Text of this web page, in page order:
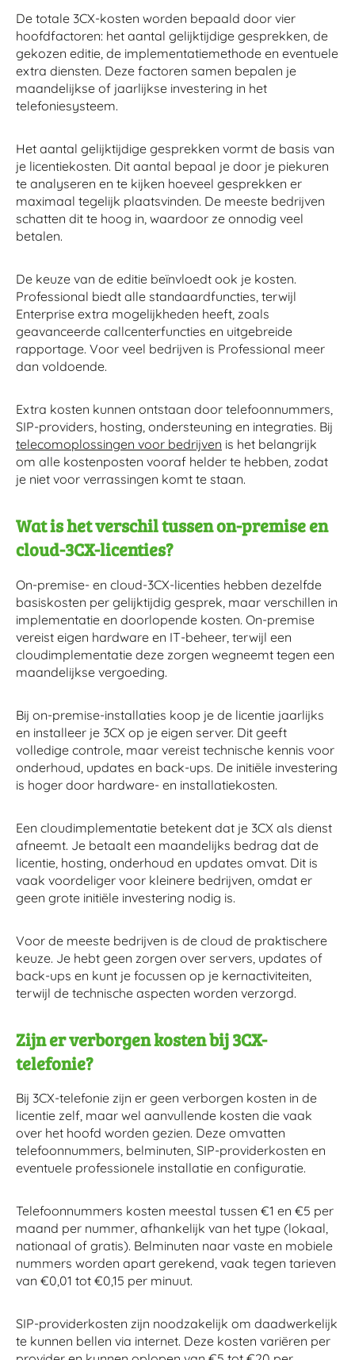
De totale 3CX-kosten worden bepaald door vier
hoofdfactoren: het aantal gelijktijdige gesprekken, de
gekozen editie, de implementatiemethode en eventuele
extra diensten. Deze factoren samen bepalen je
maandelijkse of jaarlijkse investering in het
telefoniesysteem.
Het aantal gelijktijdige gesprekken vormt de basis van
je licentiekosten. Dit aantal bepaal je door je piekuren
te analyseren en te kijken hoeveel gesprekken er
maximaal tegelijk plaatsvinden. De meeste bedrijven
schatten dit te hoog in, waardoor ze onnodig veel
betalen.
De keuze van de editie beïnvloedt ook je kosten.
Professional biedt alle standaardfuncties, terwijl
Enterprise extra mogelijkheden heeft, zoals
geavanceerde callcenterfuncties en uitgebreide
rapportage. Voor veel bedrijven is Professional meer
dan voldoende.
Extra kosten kunnen ontstaan door telefoonnummers,
SIP-providers, hosting, ondersteuning en integraties. Bij
telecomoplossingen voor bedrijven is het belangrijk
om alle kostenposten vooraf helder te hebben, zodat
je niet voor verrassingen komt te staan.
Wat is het verschil tussen on-premise en
cloud-3CX-licenties?
On-premise- en cloud-3CX-licenties hebben dezelfde
basiskosten per gelijktijdig gesprek, maar verschillen in
implementatie en doorlopende kosten. On-premise
vereist eigen hardware en IT-beheer, terwijl een
cloudimplementatie deze zorgen wegneemt tegen een
maandelijkse vergoeding.
Bij on-premise-installaties koop je de licentie jaarlijks
en installeer je 3CX op je eigen server. Dit geeft
volledige controle, maar vereist technische kennis voor
onderhoud, updates en back-ups. De initiële investering
is hoger door hardware- en installatiekosten.
Een cloudimplementatie betekent dat je 3CX als dienst
afneemt. Je betaalt een maandelijks bedrag dat de
licentie, hosting, onderhoud en updates omvat. Dit is
vaak voordeliger voor kleinere bedrijven, omdat er
geen grote initiële investering nodig is.
Voor de meeste bedrijven is de cloud de praktischere
keuze. Je hebt geen zorgen over servers, updates of
back-ups en kunt je focussen op je kernactiviteiten,
terwijl de technische aspecten worden verzorgd.
Zijn er verborgen kosten bij 3CX-
telefonie?
Bij 3CX-telefonie zijn er geen verborgen kosten in de
licentie zelf, maar wel aanvullende kosten die vaak
over het hoofd worden gezien. Deze omvatten
telefoonnummers, belminuten, SIP-providerkosten en
eventuele professionele installatie en configuratie.
Telefoonnummers kosten meestal tussen €1 en €5 per
maand per nummer, afhankelijk van het type (lokaal,
nationaal of gratis). Belminuten naar vaste en mobiele
nummers worden apart gerekend, vaak tegen tarieven
van €0,01 tot €0,15 per minuut.
SIP-providerkosten zijn noodzakelijk om daadwerkelijk
te kunnen bellen via internet. Deze kosten variëren per